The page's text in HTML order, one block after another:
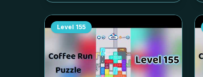
Level 155